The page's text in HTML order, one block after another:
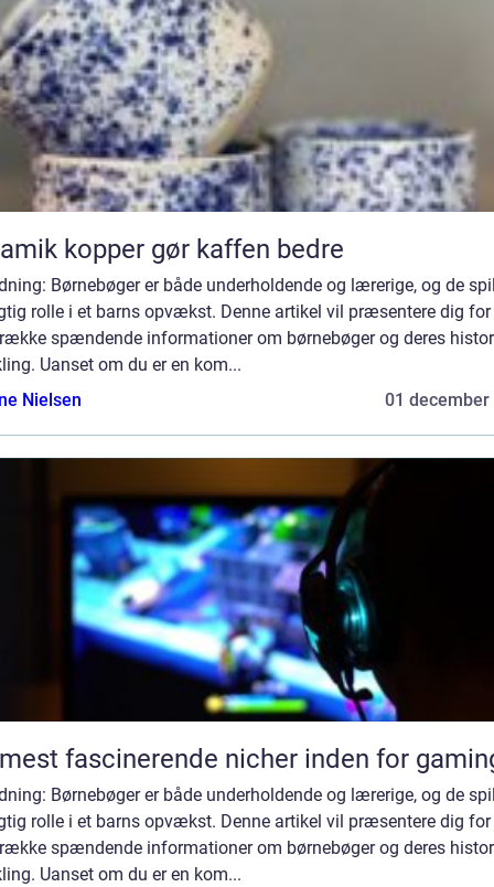
kopper gør kaffen bedre
Børnebøger er både underholdende og lærerige, og de
rolle i et barns opvækst. Denne artikel vil præsentere dig for
spændende informationer om børnebøger og deres
Uanset om du er en kom...
Nielsen
01 december
fascinerende nicher inden for
Børnebøger er både underholdende og lærerige, og de
rolle i et barns opvækst. Denne artikel vil præsentere dig for
spændende informationer om børnebøger og deres
Uanset om du er en kom...